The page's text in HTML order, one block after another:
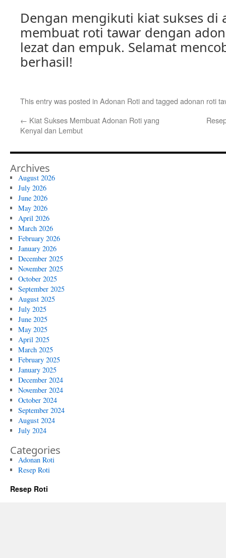
Dengan mengikuti kiat sukses di
membuat roti tawar dengan
lezat dan empuk. Selamat
berhasil!
This entry was posted in Adonan Rotiand tagged adonan roti
← Kiat Sukses Membuat Adonan Roti yang
Kenyal dan Lembut
Archives
August 2026
July 2026
June 2026
May 2026
April 2026
March 2026
February 2026
January 2026
December 2025
November 2025
October 2025
September 2025
August 2025
July 2025
June 2025
May 2025
April 2025
March 2025
February 2025
January 2025
December 2024
November 2024
October 2024
September 2024
August 2024
July 2024
Categories
Adonan Roti
Resep Roti
Resep Roti